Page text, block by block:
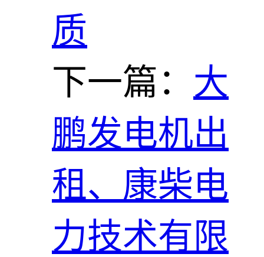
质
下一篇： 大
鹏发电机出
租、康柴电
力技术有限